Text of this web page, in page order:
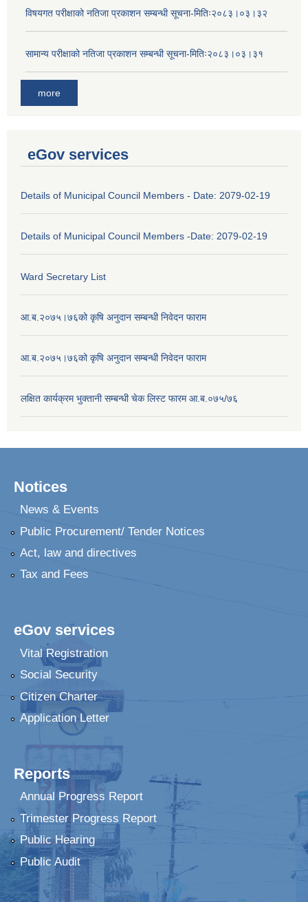
विषयगत परीक्षाको नतिजा प्रकाशन सम्बन्धी सूचना-मितिः२०८३।०३।३२
सामान्य परीक्षाको नतिजा प्रकाशन सम्बन्धी सूचना-मितिः२०८३।०३।३१
more
eGov services
Details of Municipal Council Members - Date: 2079-02-19
Details of Municipal Council Members -Date: 2079-02-19
Ward Secretary List
आ.ब.२०७५।७६को कृषि अनुदान सम्बन्धी निवेदन फाराम
आ.ब.२०७५।७६को कृषि अनुदान सम्बन्धी निवेदन फाराम
लक्षित कार्यक्रम भुक्तानी सम्बन्धी चेक लिस्ट फारम आ.ब.०७५/७६
Notices
News & Events
Public Procurement/ Tender Notices
Act, law and directives
Tax and Fees
eGov services
Vital Registration
Social Security
Citizen Charter
Application Letter
Reports
Annual Progress Report
Trimester Progress Report
Public Hearing
Public Audit